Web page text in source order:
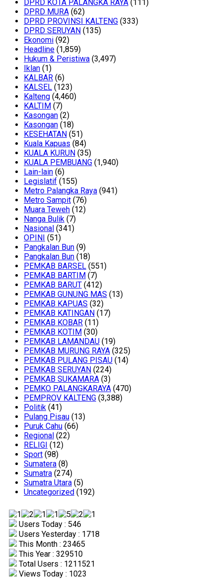
DPRD KOTA PALANGKA RAYA (111)
DPRD MURA (62)
DPRD PROVINSI KALTENG (333)
DPRD SERUYAN (135)
Ekonomi (92)
Headline (1,859)
Hukum & Peristiwa (3,497)
Iklan (1)
KALBAR (6)
KALSEL (123)
Kalteng (4,460)
KALTIM (7)
Kasongan (2)
Kasongan (18)
KESEHATAN (51)
Kuala Kapuas (84)
KUALA KURUN (35)
KUALA PEMBUANG (1,940)
Lain-lain (6)
Legislatif (155)
Metro Palangka Raya (941)
Metro Sampit (76)
Muara Teweh (12)
Nanga Bulik (7)
Nasional (341)
OPINI (51)
Pangkalan Bun (9)
Pangkalan Bun (18)
PEMKAB BARSEL (551)
PEMKAB BARTIM (7)
PEMKAB BARUT (412)
PEMKAB GUNUNG MAS (13)
PEMKAB KAPUAS (32)
PEMKAB KATINGAN (17)
PEMKAB KOBAR (11)
PEMKAB KOTIM (30)
PEMKAB LAMANDAU (19)
PEMKAB MURUNG RAYA (325)
PEMKAB PULANG PISAU (14)
PEMKAB SERUYAN (224)
PEMKAB SUKAMARA (3)
PEMKO PALANGKARAYA (470)
PEMPROV KALTENG (3,388)
Politik (41)
Pulang Pisau (13)
Puruk Cahu (66)
Regional (22)
RELIGI (12)
Sport (98)
Sumatera (8)
Sumatra (274)
Sumatra Utara (5)
Uncategorized (192)
Users Today : 546
Users Yesterday : 1718
This Month : 23465
This Year : 329510
Total Users : 1211521
Views Today : 1023